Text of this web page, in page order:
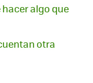
algo que
otra